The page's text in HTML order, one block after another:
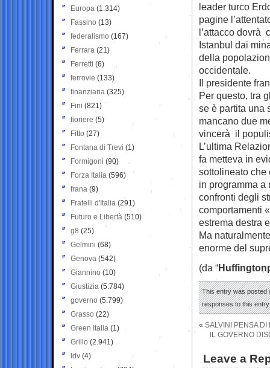
leader turco
pagine
l’attacco dovrà
Istanbul dai
della
occidentale.
Il presidente
Per questo, tra
se è partita una
mancano due
vincerà il
L’ultima
fa metteva in
sottolineato che
in programma
confronti degli
comportamenti
estrema destra
Ma
enorme del
(da “
This entry was posted
responses to this
« SALVINI PENSA
IL GOVERNO
Leave a
Europa (1.314)
Fassino (13)
federalismo (167)
Ferrara (21)
Ferretti (6)
ferrovie (133)
finanziaria (325)
Fini (821)
fioriere (5)
Fitto (27)
Fontana di Trevi (1)
Formigoni (90)
Forza Italia (596)
frana (9)
Fratelli d'Italia (291)
Futuro e Libertà (510)
g8 (25)
Gelmini (68)
Genova (542)
Giannino (10)
Giustizia (5.784)
governo (5.799)
Grasso (22)
Green Italia (1)
Grillo (2.941)
Idv (4)